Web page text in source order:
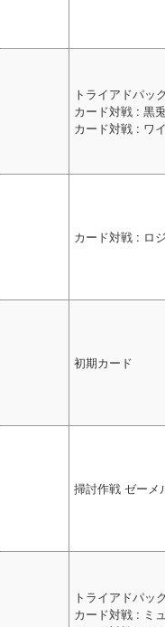
トライアドパッ
カード対戦 : 黒
カード対戦 : ワ
カード対戦 : ロ
初期カード
掃討作戦 ゼーメ
トライアドパッ
カード対戦 : ミ